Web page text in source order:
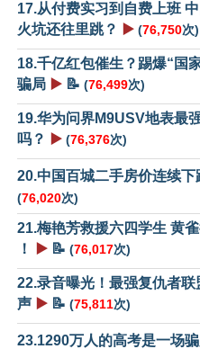
17.从付费实习到自费上班
火坑还往里跳？
▶️ (76,750次)
18.千亿红包催生？踢爆“国
骗局 ▶️ 📝 (76,499次)
19.华为问界M9USV地表最
吗？
▶️ (76,376次)
20.中国百城二手房价连续下
(76,020次)
21.梅艳芳救援六四学生 黄
！
▶️ 📝 (76,017次)
22.录音曝光！最强复仇者联
声 ▶️ 📝 (75,811次)
23.1290万人的高考是一场